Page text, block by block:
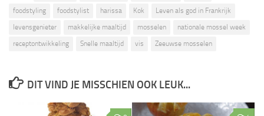
foodstyling
foodstylist harissa Kok
Leven als god in Frankrijk
levensgenieter
makkelijke maaltijd mosselen
nationale mossel week
receptontwikkeling
Snelle maaltijd vis Zeeuwse mosselen
DIT VIND JE MISSCHIEN OOK LEUK...